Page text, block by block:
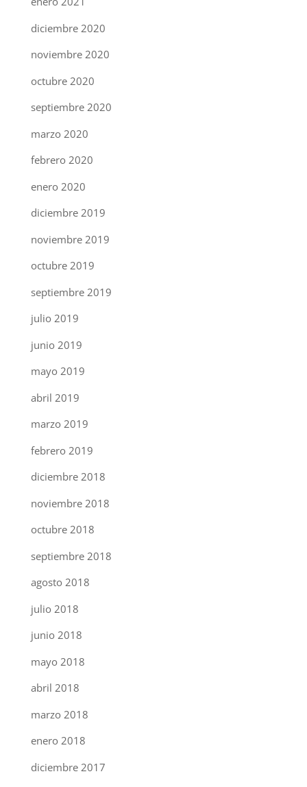
diciembre 2020
noviembre 2020
octubre 2020
septiembre 2020
marzo 2020
febrero 2020
enero 2020
diciembre 2019
noviembre 2019
octubre 2019
septiembre 2019
julio 2019
junio 2019
mayo 2019
abril 2019
marzo 2019
febrero 2019
diciembre 2018
noviembre 2018
octubre 2018
septiembre 2018
agosto 2018
julio 2018
junio 2018
mayo 2018
abril 2018
marzo 2018
enero 2018
diciembre 2017